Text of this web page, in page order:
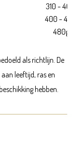
310 -
400 -
als richtlijn. De
leeftijd, ras en
hebben.